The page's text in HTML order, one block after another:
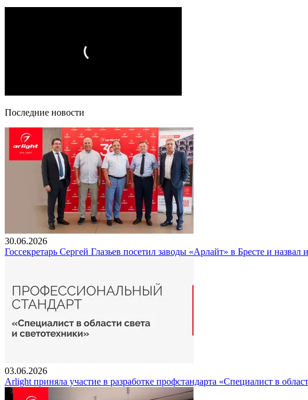
Последние новости
30.06.2026
Госсекретарь Сергей Глазьев посетил заводы «Арлайт» в Бресте и
03.06.2026
Arlight приняла участие в разработке профстандарта «Специалист в